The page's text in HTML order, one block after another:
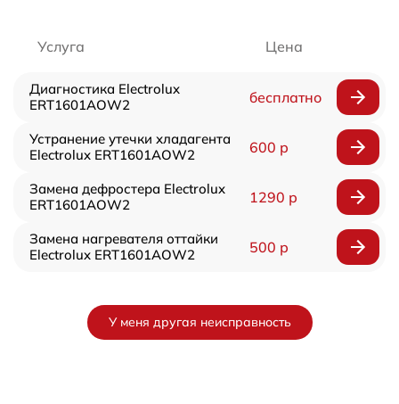
Услуга Цена
Диагностика Electrolux
ERT1601AOW2
бесплатно
Устранение утечки хладагента
Electrolux ERT1601AOW2
600 р
Замена дефростера Electrolux
ERT1601AOW2
1290 р
Замена нагревателя оттайки
Electrolux ERT1601AOW2
500 р
У меня другая неисправность